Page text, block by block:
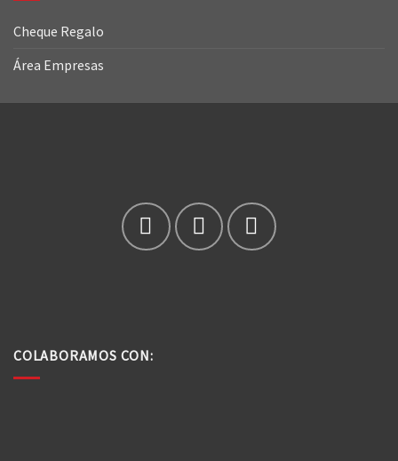
Cheque Regalo
Área Empresas
COLABORAMOS CON: